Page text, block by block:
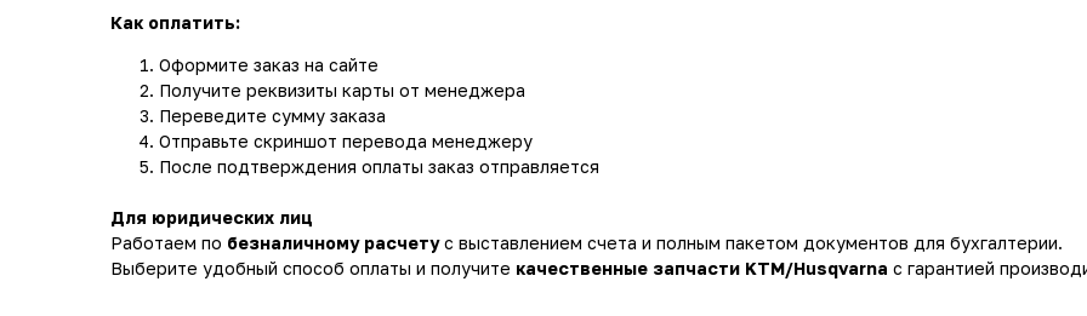
Как оплатить:
Оформите заказ на сайте
Получите реквизиты карты от менеджера
Переведите сумму заказа
Отправьте скриншот перевода менеджеру
После подтверждения оплаты заказ отправляется
Для юридических лиц
Работаем по безналичному расчетус выставлением счета и полным пакетом документов для бухгалтерии.
Выберите удобный способ оплаты и получите качественные запчасти KTM/Husqvarna с гарантией